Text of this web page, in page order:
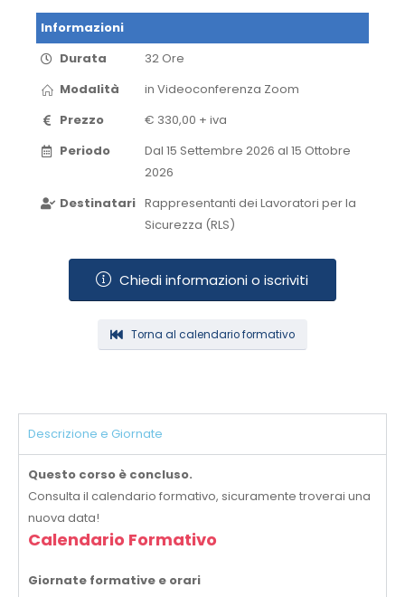
Informazioni
Durata
32 Ore
Modalità
in Videoconferenza​ Zoom​
Prezzo
€ 330,00 + iva
Periodo
Dal 15 Settembre 2026 al 15 Ottobre
2026​
Destinatari Rappresentanti dei Lavoratori per la
Sicurezza (RLS)
Chiedi informazioni o iscriviti
Torna al calendario formativo
Descrizione e Giornate
Questo corso è concluso.
Consulta il calendario formativo, sicuramente troverai una
nuova data!
Calendario Formativo
Giornate formative e orari